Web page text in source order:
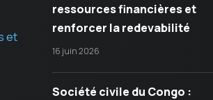
et
ressources financières et
renforcer la redevabilité
16 juin 2026
Société civile du Congo :